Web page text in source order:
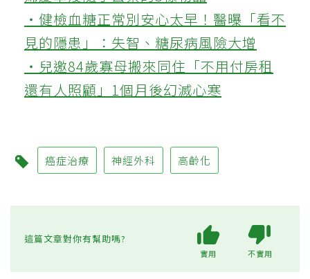
‧健檢血糖正常別安心太早！醫曝「看不
見的隱患」：失智、糖尿病風險大增
‧兒邀84歲寡母搬來同住「不用付房租
還有人照顧」1個月後幻滅心寒
癌症治療 神經外科 高齡化
這篇文章對你有幫助嗎?
實用 不實用